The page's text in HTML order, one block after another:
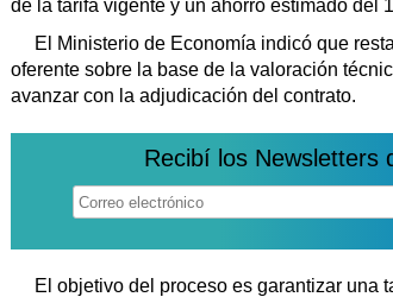
de la tarifa vigente y un ahorro estimado del
El Ministerio de Economía indicó que
oferente sobre la base de la valoración
avanzar con la adjudicación del contrato.
Recibí los Newsletters
El objetivo del proceso es garantizar una